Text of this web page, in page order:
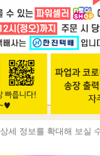
상세 정보를 확대해 보실